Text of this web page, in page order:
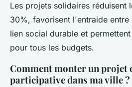
Les projets solidaires réduisent
30%, favorisent l'entraide entre
lien social durable et
pour tous les budgets.
Comment monter un projet
participative dans ma ville ?